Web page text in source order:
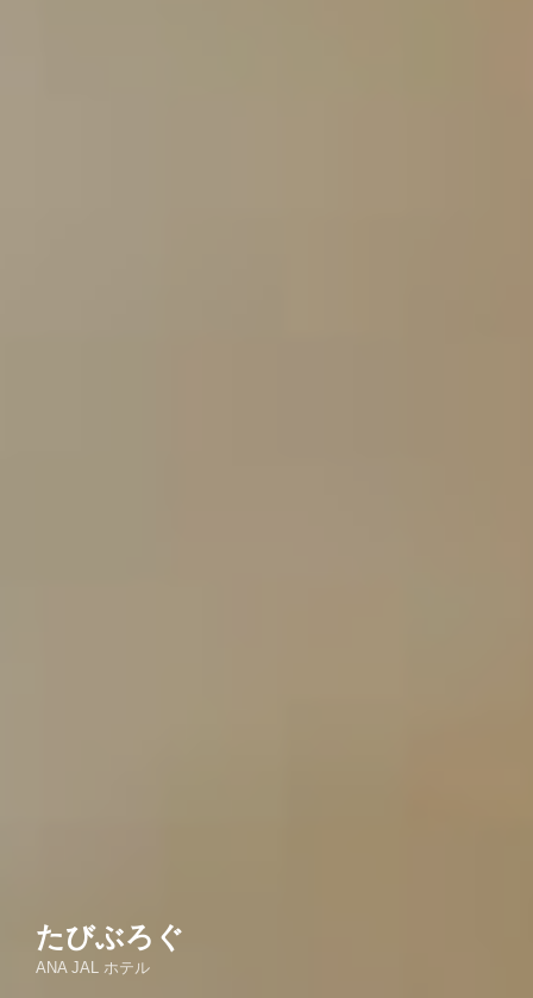
たびぶろぐ
ANA JAL ホテル